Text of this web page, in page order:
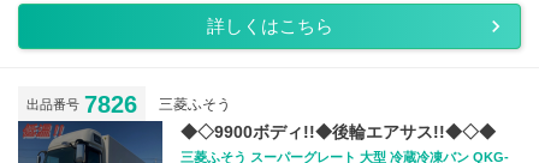
詳しくはこちら
出品番号 7826 三菱ふそう
◆◇9900ボディ!!◆後輪エアサス!!◆◇◆
三菱ふそう スーパーグレート 大型 冷蔵冷凍バン QKG-